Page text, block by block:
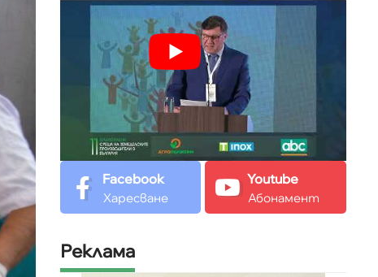
Facebook
Харесване
Youtube
Абонамент
Реклама